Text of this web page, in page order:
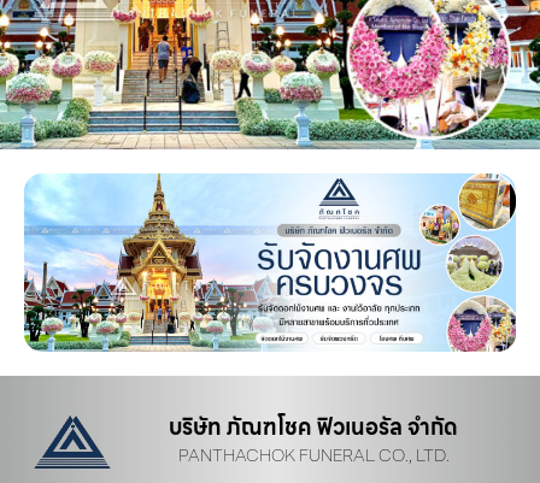
บริษัท ภัณฑโชค ฟิวเนอรัล จำกัด
PANTHACHOK FUNERAL CO., LTD.